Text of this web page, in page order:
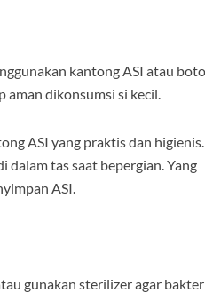
kantong ASI atau
aman dikonsumsi si kecil.
ASI yang praktis dan higienis.
dalam tas saat bepergian. Yang
ASI.
gunakan sterilizer agar